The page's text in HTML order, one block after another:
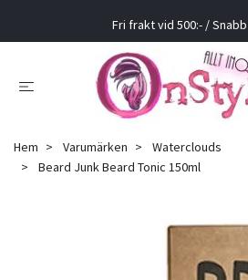
Fri frakt vid 500:- /
Hem Varumärken
Waterclouds
Beard Junk Beard Tonic 150ml